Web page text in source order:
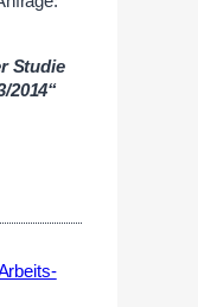
Studie
2014“